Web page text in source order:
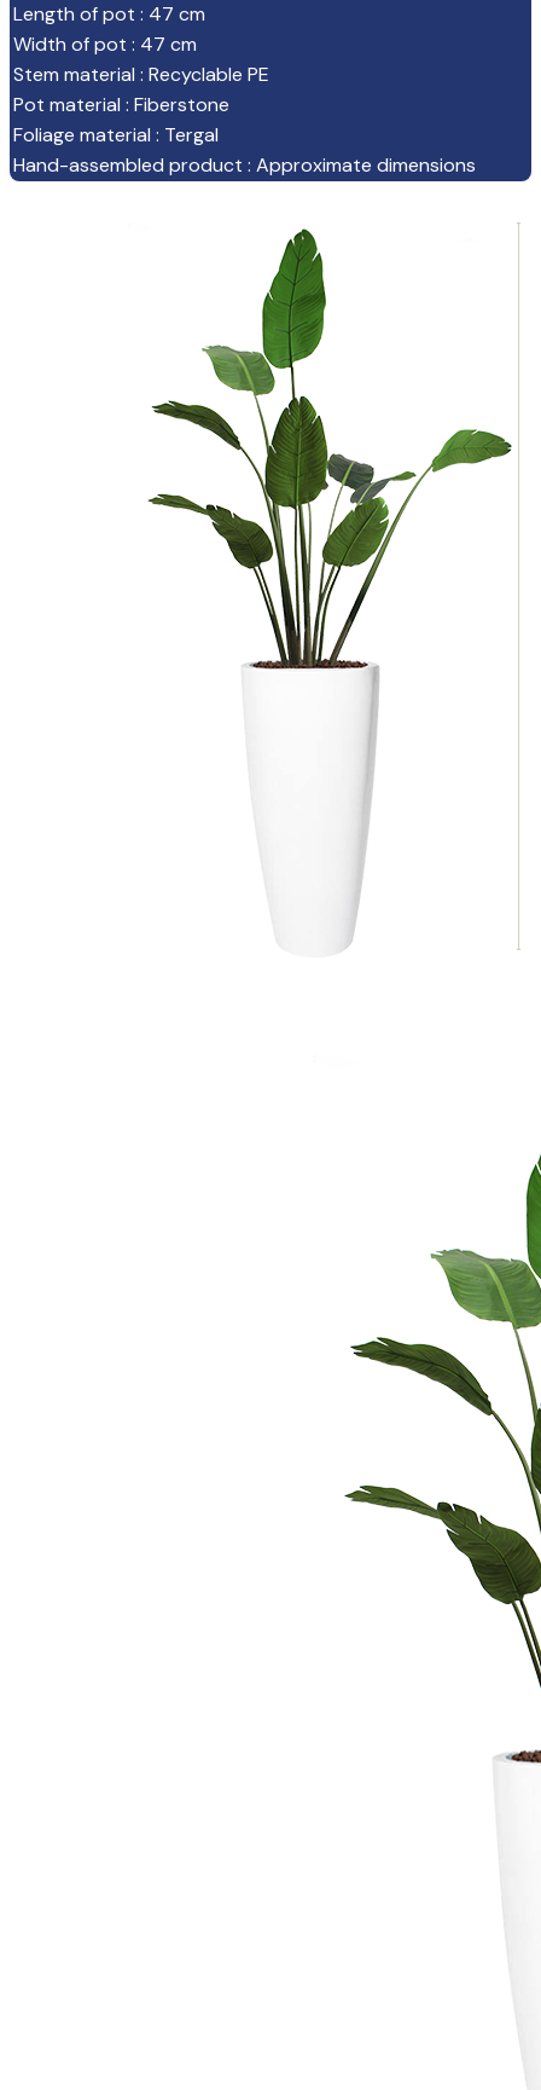
Length of pot : 47 cm
Width of pot : 47 cm
Stem material : Recyclable PE
Pot material : Fiberstone
Foliage material : Tergal
Hand-assembled product : Approximate dimensions